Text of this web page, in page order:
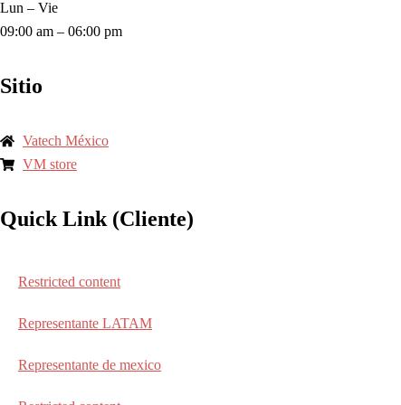
Lun – Vie
09:00 am – 06:00 pm
Sitio
Vatech México
VM store
Quick Link (Cliente)
Restricted content
Representante LATAM
Representante de mexico